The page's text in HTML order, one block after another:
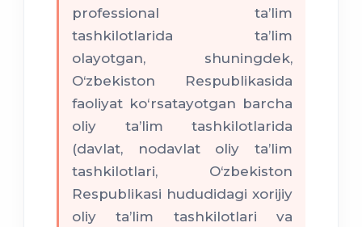
professional ta’lim
tashkilotlarida ta’lim
olayotgan, shuningdek,
O‘zbekiston Respublikasida
faoliyat ko‘rsatayotgan barcha
oliy ta’lim tashkilotlarida
(davlat, nodavlat oliy ta’lim
tashkilotlari, O‘zbekiston
Respublikasi hududidagi xorijiy
oliy ta’lim tashkilotlari va